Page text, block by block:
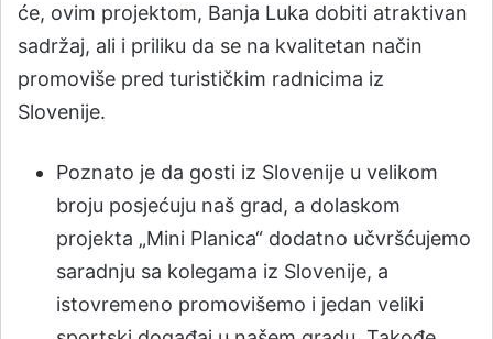
će, ovim projektom, Banja Luka dobiti atraktivan
sadržaj, ali i priliku da se na kvalitetan način
promoviše pred turističkim radnicima iz
Slovenije.
Poznato je da gosti iz Slovenije u velikom
broju posjećuju naš grad, a dolaskom
projekta „Mini Planica“ dodatno učvršćujemo
saradnju sa kolegama iz Slovenije, a
istovremeno promovišemo i jedan veliki